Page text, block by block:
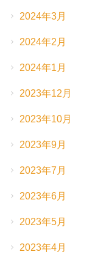
2024年3月
2024年2月
2024年1月
2023年12月
2023年10月
2023年9月
2023年7月
2023年6月
2023年5月
2023年4月